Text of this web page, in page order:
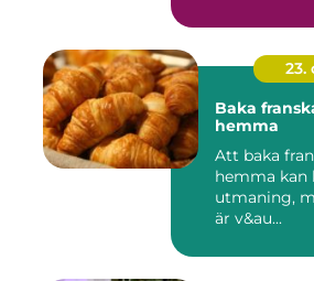
23.
Baka
hemma
Att baka
hemma kan
utmaning,
är v&au...